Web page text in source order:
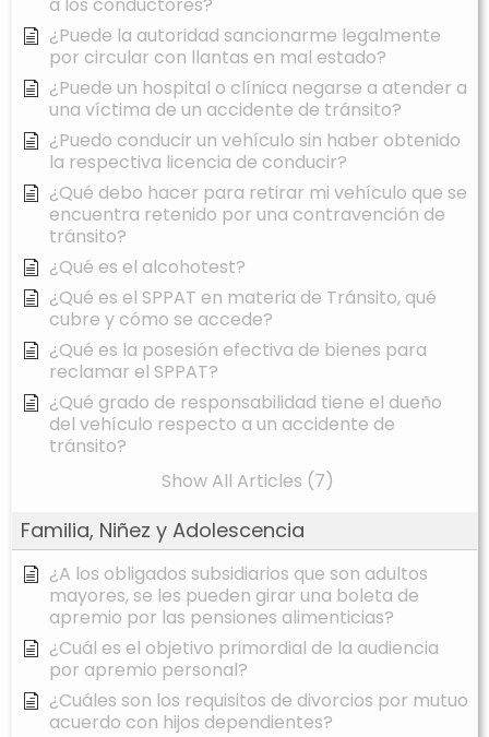
a los conductores?
¿Puede la autoridad sancionarme legalmente
por circular con llantas en mal estado?
¿Puede un hospital o clínica negarse a atender a
una víctima de un accidente de tránsito?
¿Puedo conducir un vehículo sin haber obtenido
la respectiva licencia de conducir?
¿Qué debo hacer para retirar mi vehículo que se
encuentra retenido por una contravención de
tránsito?
¿Qué es el alcohotest?
¿Qué es el SPPAT en materia de Tránsito, qué
cubre y cómo se accede?
¿Qué es la posesión efectiva de bienes para
reclamar el SPPAT?
¿Qué grado de responsabilidad tiene el dueño
del vehículo respecto a un accidente de
tránsito?
Show All Articles (7)
Familia, Niñez y Adolescencia
¿A los obligados subsidiarios que son adultos
mayores, se les pueden girar una boleta de
apremio por las pensiones alimenticias?
¿Cuál es el objetivo primordial de la audiencia
por apremio personal?
¿Cuáles son los requisitos de divorcios por mutuo
acuerdo con hijos dependientes?